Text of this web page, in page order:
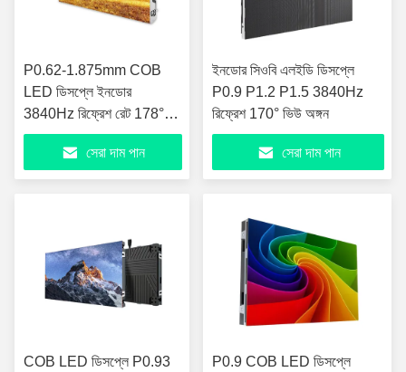
P0.62-1.875mm COB
LED ডিসপ্লে ইনডোর
3840Hz রিফ্রেশ রেট 178°
দেখার কোণ
সেরা দাম পান
ইনডোর সিওবি এলইডি ডিসপ্লে
P0.9 P1.2 P1.5 3840Hz
রিফ্রেশ 170° ভিউ অঙ্গন
সেরা দাম পান
COB LED ডিসপ্লে P0.93
P0.9 COB LED ডিসপ্লে